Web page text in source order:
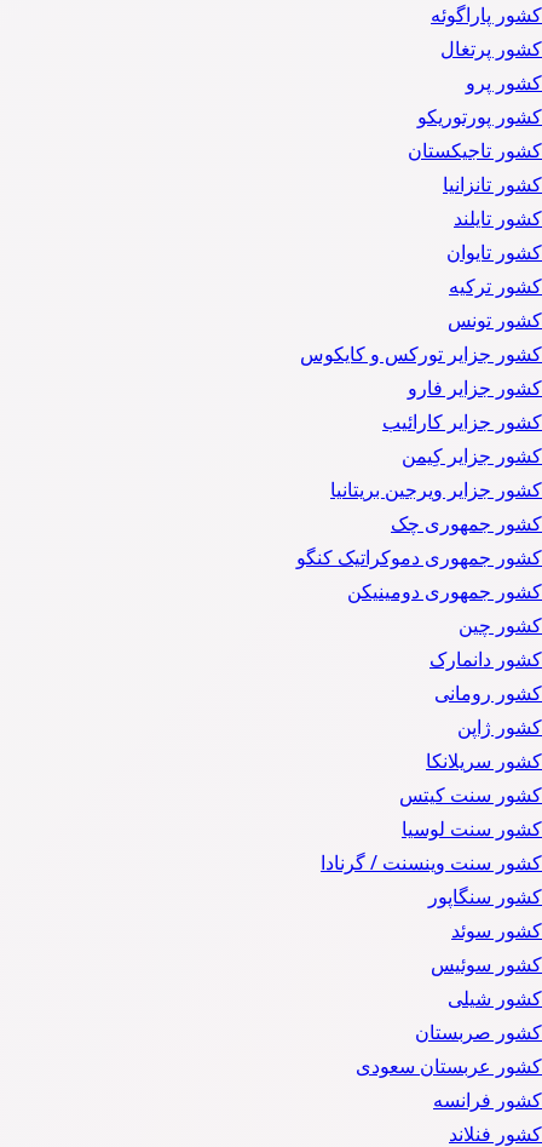
کشور پاراگوئه
کشور پرتغال
کشور پرو
کشور پورتوریکو
کشور تاجیکستان
کشور تانزانیا
کشور تایلند
کشور تایوان
کشور ترکیه
کشور تونس
کشور جزایر تورکس و کایکوس
کشور جزایر فارو
کشور جزایر کارائیب
کشور جزایر کِیمن
کشور جزایر ویرجین بریتانیا
کشور جمهوری چک
کشور جمهوری دموکراتیک کنگو
کشور جمهوری دومینیکن
کشور چین
کشور دانمارک
کشور رومانی
کشور ژاپن
کشور سریلانکا
کشور سنت کیتس
کشور سنت لوسیا
کشور سنت وینسنت / گرنادا
کشور سنگاپور
کشور سوئد
کشور سوئیس
کشور شیلی
کشور صربستان
کشور عربستان سعودی
کشور فرانسه
کشور فنلاند